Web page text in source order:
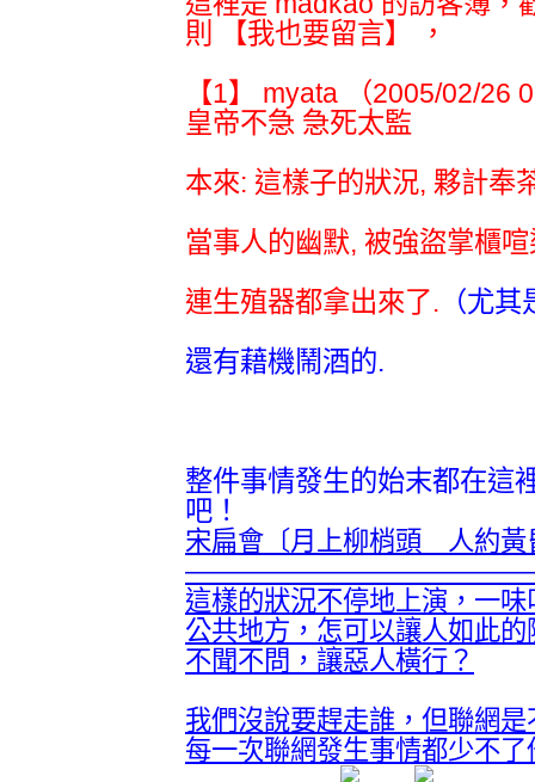
則 【我也要留言】 ，
【1】 myata （2005/02/26
皇帝不急 急死太監
本來: 這樣子的狀況, 夥計奉
當事人的幽默, 被強盜掌櫃喧
連生殖器都拿出來了. （尤
還有藉機鬧酒的.
整件事情發生的始末都在這
吧！
宋扁會〔月上柳梢頭 人約黃
這樣的狀況不停地上演，一
公共地方，怎可以讓人如此
不聞不問，讓惡人橫行？
我們沒說要趕走誰，但聯網
每一次聯網發生事情都少不